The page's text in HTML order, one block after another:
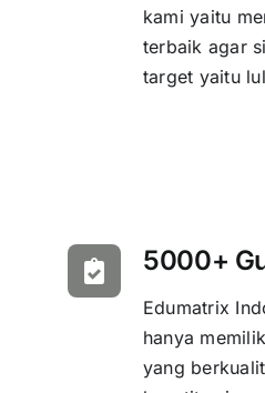
kami yaitu
terbaik agar
target yaitu
5000+
Edumatrix
hanya
yang